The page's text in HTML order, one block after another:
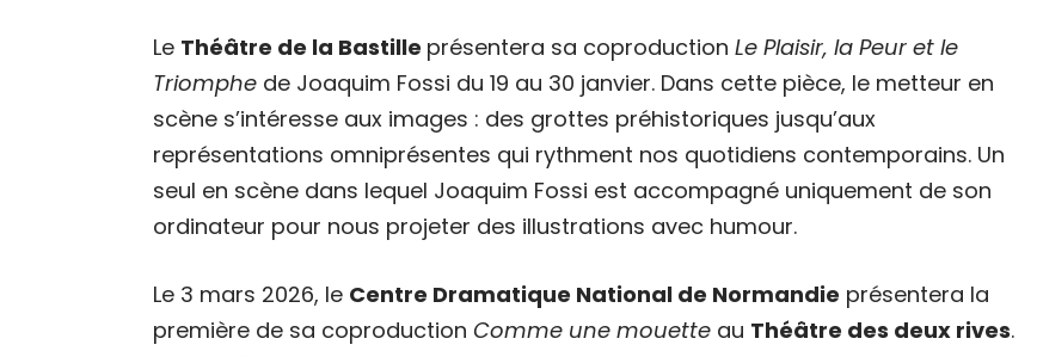
Le Théâtre de la Bastille présentera sa coproduction Le Plaisir, la Peur et le
Triomphe de Joaquim Fossi du 19 au 30 janvier. Dans cette pièce, le metteur en
scène s’intéresse aux images : des grottes préhistoriques jusqu’aux
représentations omniprésentes qui rythment nos quotidiens contemporains. Un
seul en scène dans lequel Joaquim Fossi est accompagné uniquement de son
ordinateur pour nous projeter des illustrations avec humour.
Le 3 mars 2026, le Centre Dramatique National de Normandie présentera la
première de sa coproduction Comme une mouette au Théâtre des deux rives.